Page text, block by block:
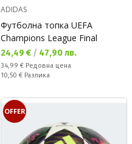
ADIDAS
Футболна топка UEFA
Champions League Final
Текуща цена:
24,49 € / 47,90 лв.
Редовна цена:
34,99 € Редовна цена
Спестявате:
10,50 € Разлика
OFFER